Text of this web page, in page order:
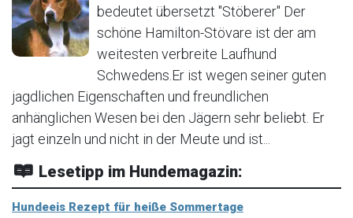
bedeutet übersetzt "Stöberer" Der
schöne Hamilton-Stövare ist der am
weitesten verbreite Laufhund
Schwedens.Er ist wegen seiner guten
jagdlichen Eigenschaften und freundlichen
anhänglichen Wesen bei den Jägern sehr beliebt. Er
jagt einzeln und nicht in der Meute und ist...
Lesetipp im Hundemagazin:
Hundeeis Rezept für heiße Sommertage